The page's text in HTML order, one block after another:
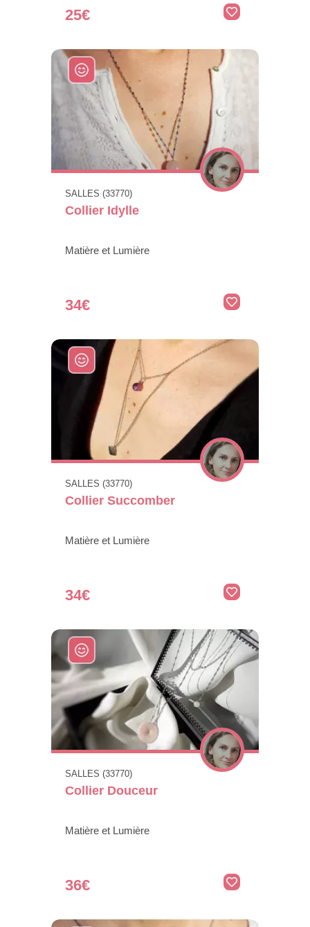
25€
SALLES (33770)
Collier Idylle
Matière et Lumière
34€
SALLES (33770)
Collier Succomber
Matière et Lumière
34€
SALLES (33770)
Collier Douceur
Matière et Lumière
36€